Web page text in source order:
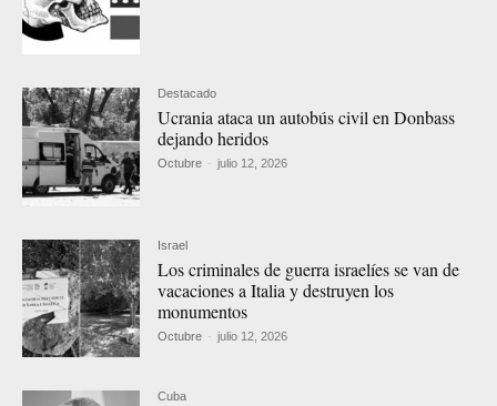
Destacado
Ucrania ataca un autobús civil en Donbass
dejando heridos
Octubre - julio 12, 2026
Israel
Los criminales de guerra israelíes se van de
vacaciones a Italia y destruyen los
monumentos
Octubre - julio 12, 2026
Cuba